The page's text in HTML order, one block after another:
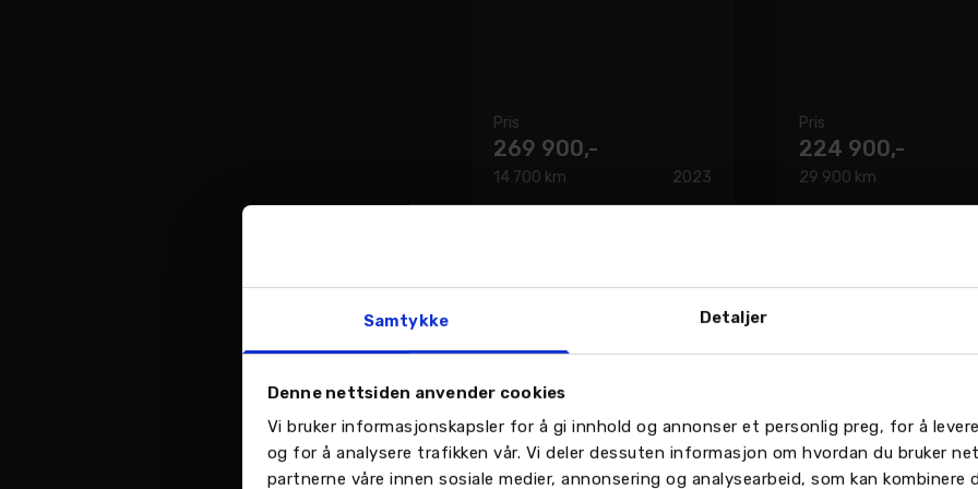
Samtykke Detaljer
Denne nettsiden anvender cookies
Vi bruker informasjonskapsler for å gi innhold og annonser et personlig preg, for å
og for å analysere trafikken vår. Vi deler dessuten informasjon om hvordan du bruker
partnerne våre innen sosiale medier, annonsering og analysearbeid, som kan kombinere
Pris
269 900,-
14 700 km 2023
Pris
224 900,-
29 900 km
Hybrid 115 AWD-i
Active Tech AWD
Pris Pris